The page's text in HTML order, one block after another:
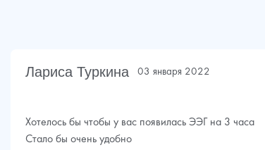
Лариса Туркина 03 января 2022
Хотелось бы чтобы у вас появилась ЭЭГ на 3 часа
Стало бы очень удобно